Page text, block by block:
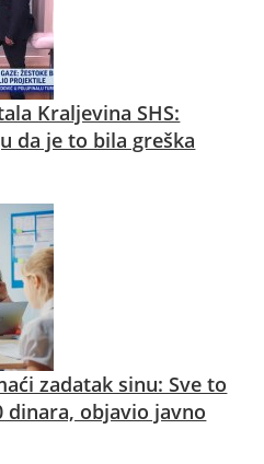
Kraljevina SHS:
da je to bila greška
zadatak sinu: Sve to
dinara, objavio javno